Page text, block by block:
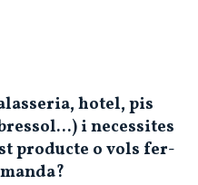
hotel, pis
i necessites
producte o vols fer-